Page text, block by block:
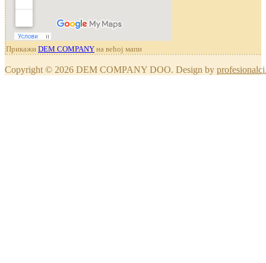
Прикажи DEM COMPANY на већој мапи
Copyright © 2026 DEM COMPANY DOO. Design by